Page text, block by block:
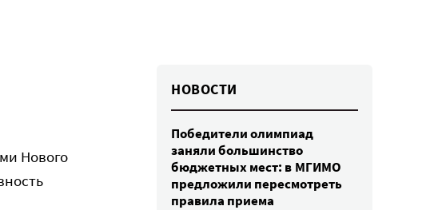
Нового
НОВОСТИ
Победители олимпиад
заняли большинство
бюджетных мест: в МГИМО
предложили пересмотреть
правила приема